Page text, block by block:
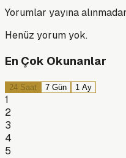
Yorumlar yayına
Henüz yorum yok.
En Çok Okunanlar
24 Saat 7 Gün 1 Ay
1
2
3
4
5